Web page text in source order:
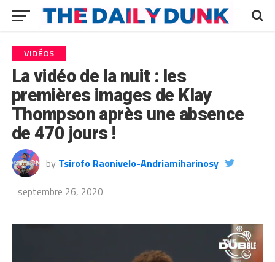
VIDÉOS
La vidéo de la nuit : les
premières images de Klay
Thompson après une absence
de 470 jours !
by Tsirofo Raonivelo-Andriamiharinosy
septembre 26, 2020